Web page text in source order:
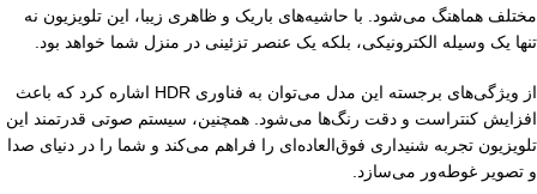
مختلف هماهنگ می‌شود. با حاشیه‌های باریک و ظاهری زیبا، این تلویزیون نه
تنها یک وسیله الکترونیکی، بلکه یک عنصر تزئینی در منزل شما خواهد بود.
از ویژگی‌های برجسته این مدل می‌توان به فناوری HDR اشاره کرد که باعث
افزایش کنتراست و دقت رنگ‌ها می‌شود. همچنین، سیستم صوتی قدرتمند این
تلویزیون تجربه شنیداری فوق‌العاده‌ای را فراهم می‌کند و شما را در دنیای صدا
و تصویر غوطه‌ور می‌سازد.